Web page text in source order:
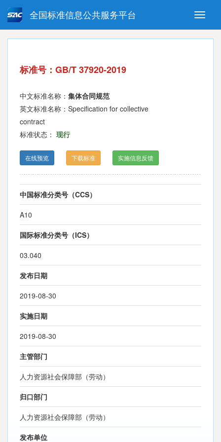
Toggle
全国标准信息公共服务平台
强制性国家标准 推荐性国家标准
指导性技术文件 (National standards in foreign
标准号：GB/T 37920-2019
中文标准名称： 集体合同规范
英文标准名称：Specification for collective
contract
标准状态： 现行
在线预览 下载标准 实施信息反馈
中国标准分类号（CCS）
A10
国际标准分类号（ICS）
03.040
发布日期
2019-08-30
实施日期
2019-08-30
主管部门
人力资源社会保障部（劳动）
归口部门
人力资源社会保障部（劳动）
发布单位